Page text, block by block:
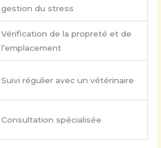
gestion du stress
Vérification de la propreté et de
l’emplacement
Suivi régulier avec un vétérinaire
Consultation spécialisée